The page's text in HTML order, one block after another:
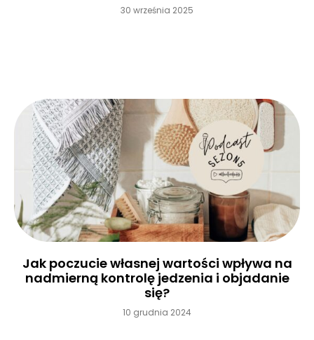
30 września 2025
Jak poczucie własnej wartości wpływa na
nadmierną kontrolę jedzenia i objadanie
się?
10 grudnia 2024